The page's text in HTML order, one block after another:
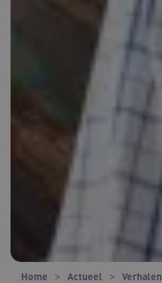
Home Actueel
Verhalen